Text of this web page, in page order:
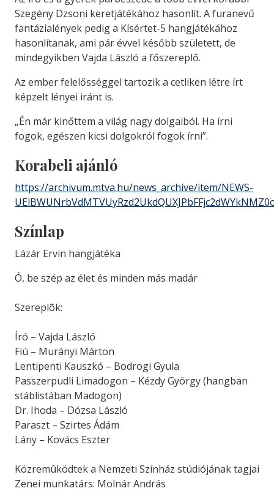
Szegény Dzsoni keretjátékához hasonlít. A furanevű
fantázialények pedig a Kísértet-5 hangjátékához
hasonlítanak, ami pár évvel később született, de
mindegyikben Vajda László a főszereplő.
Az ember felelősséggel tartozik a cetliken létre írt
képzelt lényei iránt is.
„Én már kinőttem a világ nagy dolgaiból. Ha írni
fogok, egészen kicsi dolgokról fogok írni”.
Korabeli ajánló
https://archivum.mtva.hu/news_archive/item/NEWS-
Színlap
Lázár Ervin hangjátéka
Ó, be szép az élet és minden más madár
Szereplõk:
Író – Vajda László
Fiú – Murányi Márton
Lentipenti Kauszkó – Bodrogi Gyula
Passzerpudli Limadogon – Kézdy György (hangban
stáblistában Madogon)
Dr. Ihoda – Dózsa László
Paraszt – Szirtes Ádám
Lány – Kovács Eszter
Közremûködtek a Nemzeti Színház stúdiójának tagjai
Zenei munkatárs: Molnár András